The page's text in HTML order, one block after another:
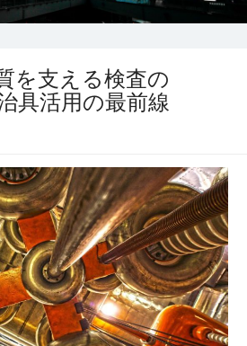
を支える検査の
具活用の最前線